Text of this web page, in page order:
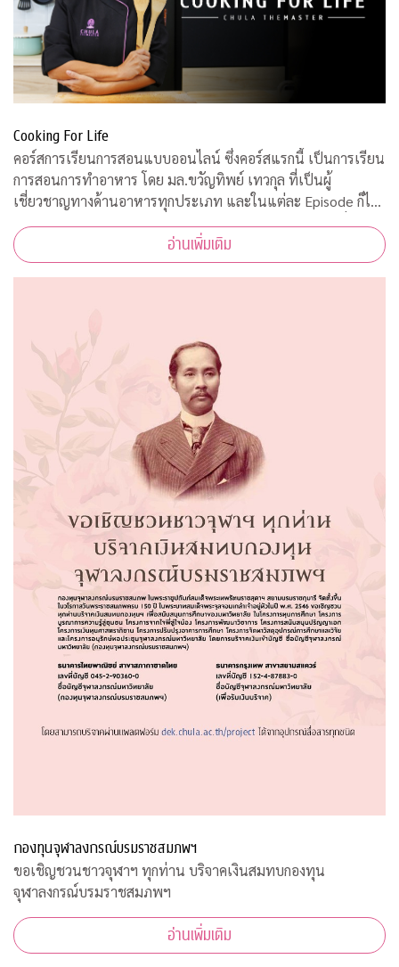
Cooking For Life
คอร์สการเรียนการสอนแบบออนไลน์ ซึ่งคอร์สแรกนี้ เป็นการเรียน
การสอนการทำอาหาร โดย มล.ขวัญทิพย์ เทวกุล ที่เป็นผู้
เชี่ยวชาญทางด้านอาหารทุกประเภท และในแต่ละ Episode ก็ได้
รับความร่วมมือจากคณาจารย์ ผู้ทรงคุณวุฒิ จากคณะต่างๆ ที่มาให้
ความรู้ ตามหลักวิชาการอีกด้วยอ่านเพิ่มเติม
กองทุนจุฬาลงกรณ์บรมราชสมภพฯ
ขอเชิญชวนชาวจุฬาฯ ทุกท่าน บริจาคเงินสมทบกองทุน
จุฬาลงกรณ์บรมราชสมภพฯ
อ่านเพิ่มเติม